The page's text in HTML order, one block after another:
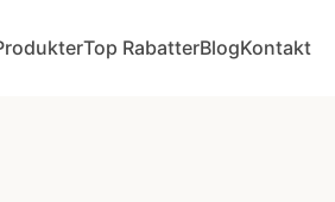
Top RabatterBlogKontakt